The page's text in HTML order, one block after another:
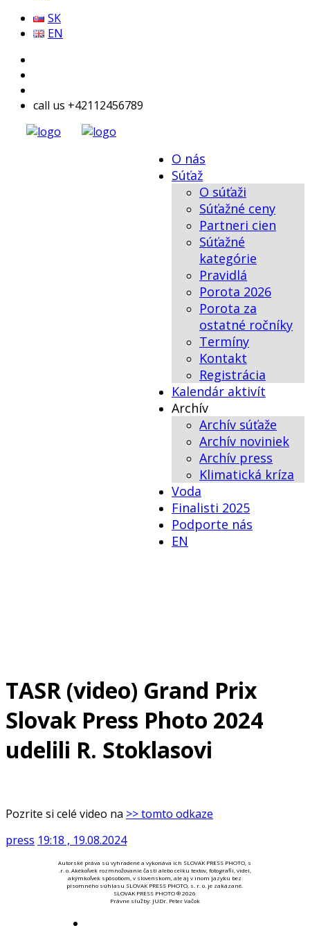
SK
EN
call us +42112456789
O nás
Súťaž
O súťaži
Súťažné ceny
Partneri cien
Súťažné
kategórie
Pravidlá
Porota 2026
Porota za
ostatné ročníky
Termíny
Kontakt
Registrácia
Kalendár aktivít
Archív
Archív súťaže
Archív noviniek
Archív press
Klimatická kríza
Voda
Finalisti 2025
Podporte nás
EN
TASR (video) Grand Prix
Slovak Press Photo 2024
udelili R. Stoklasovi
Pozrite si celé video na >> tomto odkaze
press 19:18 , 19.08.2024
Autorské práva sú vyhradené a vykonáva ich SLOVAK PRESS PHOTO, s
.r. o. Akékoľvek rozmnožovanie časti alebo celku textov, fotografií, videí,
akýmkoľvek spôsobom, v slovenskom, ale aj v inom jazyku bez
písomného súhlasu SLOVAK PRESS PHOTO, s. r. o. je zakázané.
SLOVAK PRESS PHOTO ® 2026
Právne služby: JUDr. Peter Vačok